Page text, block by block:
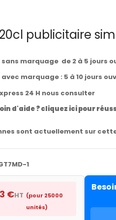
publicitaire
marquage de 2 à 5 jours
marquage : 5 à 10 jours
24 H nous consulter
d'aide ? cliquez ici pour
sont actuellement sur
1
€HT (pour 25000
unités)